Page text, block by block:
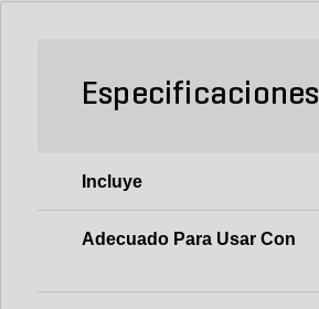
Especificaciones
Incluye
Adecuado Para Usar Con